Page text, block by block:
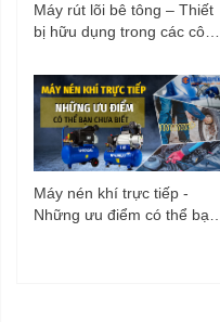
Máy rút lõi bê tông – Thiết
bị hữu dụng trong các công
Máy nén khí trực tiếp -
Những ưu điểm có thể bạn